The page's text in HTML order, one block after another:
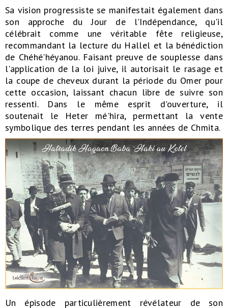
Sa vision progressiste se manifestait également dans
son approche du Jour de l'Indépendance, qu'il
célébrait comme une véritable fête religieuse,
recommandant la lecture du Hallel et la bénédiction
de Chéhé'héyanou. Faisant preuve de souplesse dans
l'application de la loi juive, il autorisait le rasage et
la coupe de cheveux durant la période du Omer pour
cette occasion, laissant chacun libre de suivre son
ressenti. Dans le même esprit d'ouverture, il
soutenait le Heter mé'hira, permettant la vente
symbolique des terres pendant les années de Chmita.
Un épisode particulièrement révélateur de son